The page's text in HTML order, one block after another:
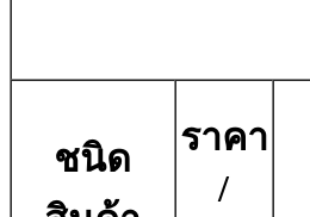
ชนิด
ราคา
/